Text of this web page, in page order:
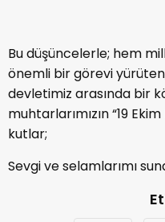
Bu düşüncelerle; hem
önemli bir görevi
devletimiz arasında bir
muhtarlarımızın “19
kutlar;
Sevgi ve selamlarımı